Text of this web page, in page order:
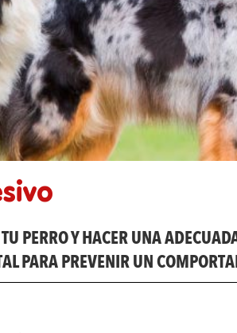
PERRO Y HACER UNA
PARA PREVENIR UN